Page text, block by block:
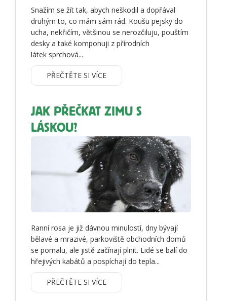
Snažím se žít tak, abych neškodil a dopřával
druhým to, co mám sám rád. Koušu pejsky do
ucha, nekřičím, většinou se nerozčiluju, pouštím
desky a také komponuji z přírodních
látek sprchová...
PŘEČTĚTE SI VÍCE
JAK PŘEČKAT ZIMU S
LÁSKOU?
Ranní rosa je již dávnou minulostí, dny bývají
bělavé a mrazivé, parkoviště obchodních domů
se pomalu, ale jistě začínají plnit. Lidé se balí do
hřejivých kabátů a pospíchají do tepla...
PŘEČTĚTE SI VÍCE